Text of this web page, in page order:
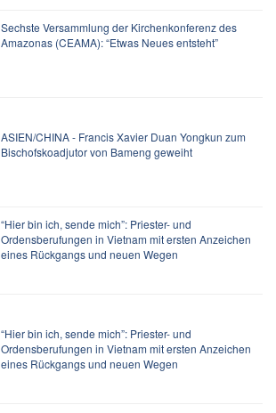
Sechste Versammlung der Kirchenkonferenz des
Amazonas (CEAMA): “Etwas Neues entsteht”
ASIEN/CHINA - Francis Xavier Duan Yongkun zum
Bischofskoadjutor von Bameng geweiht
“Hier bin ich, sende mich”: Priester- und
Ordensberufungen in Vietnam mit ersten Anzeichen
eines Rückgangs und neuen Wegen
“Hier bin ich, sende mich”: Priester- und
Ordensberufungen in Vietnam mit ersten Anzeichen
eines Rückgangs und neuen Wegen